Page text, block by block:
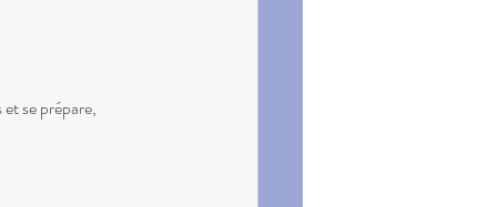
se prépare,